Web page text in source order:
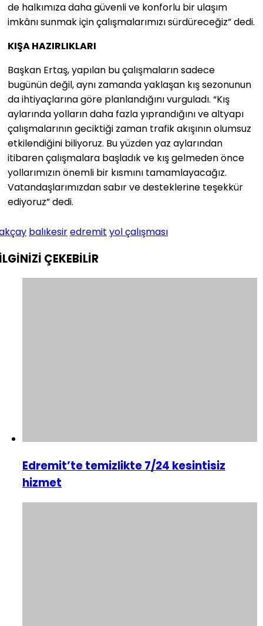
de halkımıza daha güvenli ve konforlu bir ulaşım
imkânı sunmak için çalışmalarımızı sürdüreceğiz” dedi.
KIŞA HAZIRLIKLARI
Başkan Ertaş, yapılan bu çalışmaların sadece
bugünün değil, aynı zamanda yaklaşan kış sezonunun
da ihtiyaçlarına göre planlandığını vurguladı. “Kış
aylarında yolların daha fazla yıprandığını ve altyapı
çalışmalarının geciktiği zaman trafik akışının olumsuz
etkilendiğini biliyoruz. Bu yüzden yaz aylarından
itibaren çalışmalara başladık ve kış gelmeden önce
yollarımızın önemli bir kısmını tamamlayacağız.
Vatandaşlarımızdan sabır ve desteklerine teşekkür
ediyoruz” dedi.
balıkesiredremit yol çalışması
ÇEKEBİLİR
Edremit’te temizlikte 7/24 kesintisiz
hizmet